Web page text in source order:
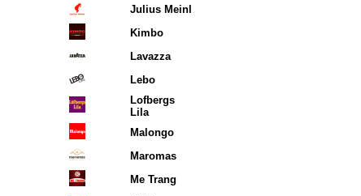
Julius Meinl
Kimbo
Lavazza
Lebo
Lofbergs
Lila
Malongo
Maromas
Me Trang